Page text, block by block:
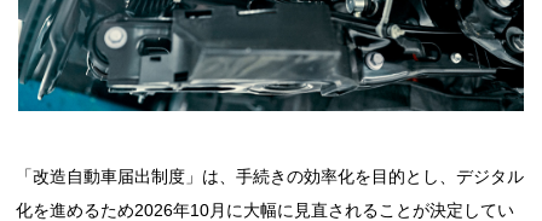
「改造自動車届出制度」は、手続きの効率化を目的とし、デジタル
化を進めるため2026年10月に大幅に見直されることが決定してい